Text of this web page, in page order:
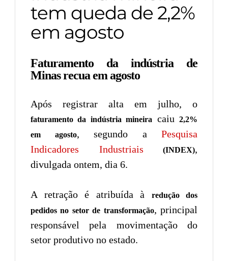
tem queda de 2,2%
em agosto
Faturamento da indústria de
Minas recua em agosto
Após registrar alta em julho, o
faturamento da indústria mineira caiu2,2%
em agosto, segundo a Pesquisa
Indicadores Industriais (INDEX),
divulgada ontem, dia 6.
A retração é atribuída à
redução dos
pedidos no setor de transformação, principal
responsável pela movimentação do
setor produtivo no estado.